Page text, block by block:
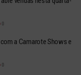
a Camarote Shows e